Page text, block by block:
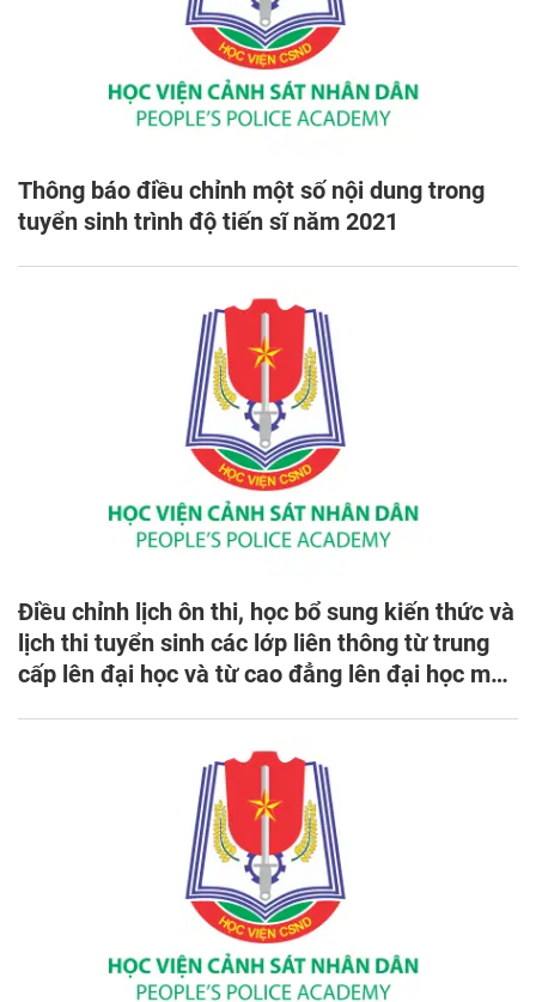
Thông báo điều chỉnh một số nội dung trong
tuyển sinh trình độ tiến sĩ năm 2021
Điều chỉnh lịch ôn thi, học bổ sung kiến thức và
lịch thi tuyển sinh các lớp liên thông từ trung
cấp lên đại học và từ cao đẳng lên đại học mở